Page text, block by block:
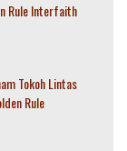
Rule Interfaith
Tokoh Lintas
Rule